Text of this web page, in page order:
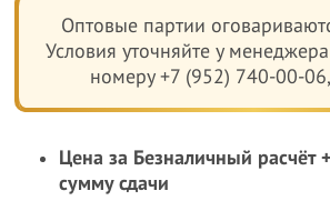
Оптовые партии
Условия уточняйте у
номеру +7 (952) 740-00-
Цена за Безналичный расчёт
сумму сдачи